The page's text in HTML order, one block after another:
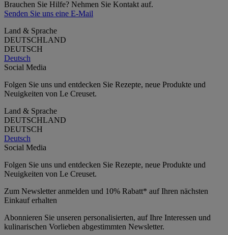
Brauchen Sie Hilfe? Nehmen Sie Kontakt auf.
Senden Sie uns eine E-Mail
Land & Sprache
DEUTSCHLAND
DEUTSCH
Deutsch
Social Media
Folgen Sie uns und entdecken Sie Rezepte, neue Produkte und
Neuigkeiten von Le Creuset.
Land & Sprache
DEUTSCHLAND
DEUTSCH
Deutsch
Social Media
Folgen Sie uns und entdecken Sie Rezepte, neue Produkte und
Neuigkeiten von Le Creuset.
Zum Newsletter anmelden und 10% Rabatt* auf Ihren nächsten
Einkauf erhalten
Abonnieren Sie unseren personalisierten, auf Ihre Interessen und
kulinarischen Vorlieben abgestimmten Newsletter.